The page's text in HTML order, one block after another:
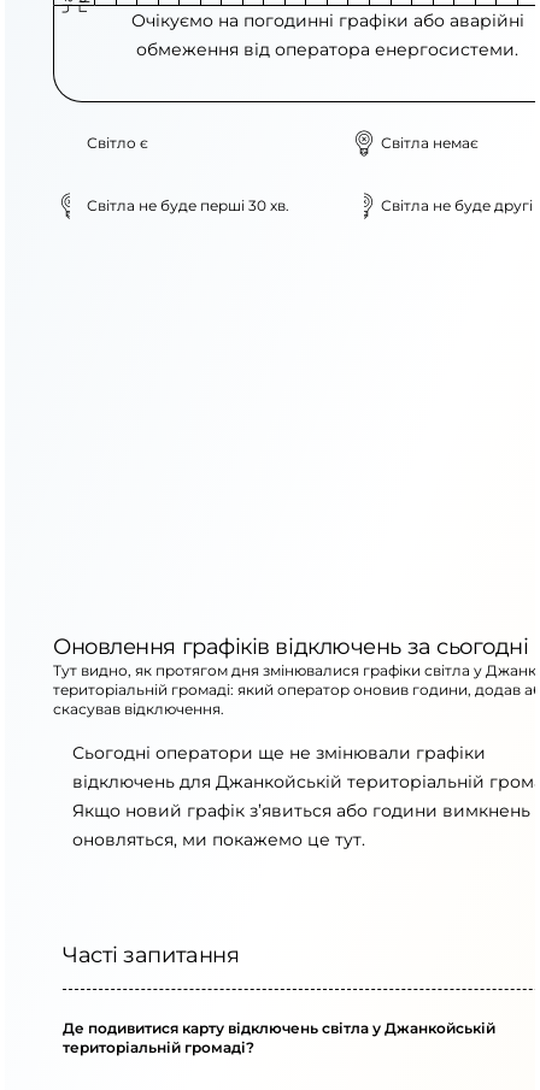
Очікуємо на погодинні графіки або аварійні
обмеження від оператора енергосистеми.
Світло є Світла немає
Світла не буде перші 30 хв. Світла не буде другі
Оновлення графіків відключень за сьогодні
Тут видно, як протягом дня змінювалися графіки світла у
територіальній громаді: який оператор оновив години, додав
скасував відключення.
Сьогодні оператори ще не змінювали графіки
відключень для Джанкойській територіальній
Якщо новий графік з’явиться або години вимкнень
оновляться, ми покажемо це тут.
Часті запитання
Де подивитися карту відключень світла у Джанкойській
територіальній громаді?